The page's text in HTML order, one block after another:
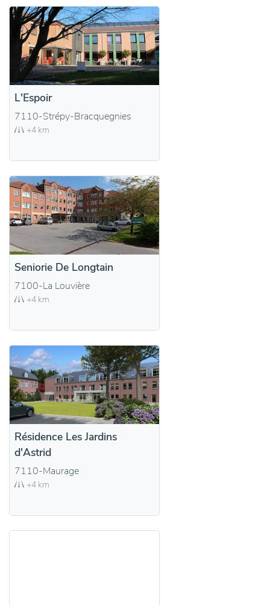
L'Espoir
7110-Strépy-Bracquegnies
+4 km
Seniorie De Longtain
7100-La Louvière
+4 km
Résidence Les Jardins
d'Astrid
7110-Maurage
+4 km